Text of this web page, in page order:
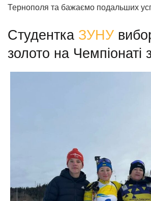
Тернополя та бажаємо подальших
Студентка ЗУНУ
золото на Чемпіонаті